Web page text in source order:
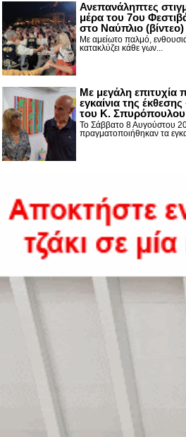
Ανεπανάληπτες
μέρα του 7ου
στο Ναύπλιο (βίντεο)
Με αμείωτο παλμό,
κατακλύζει κάθε γων...
Με μεγάλη επιτυχία
εγκαίνια της
του Κ. Σπυρόπουλου
Το Σάββατο 8 Αυγούστου
πραγματοποιήθηκαν τα